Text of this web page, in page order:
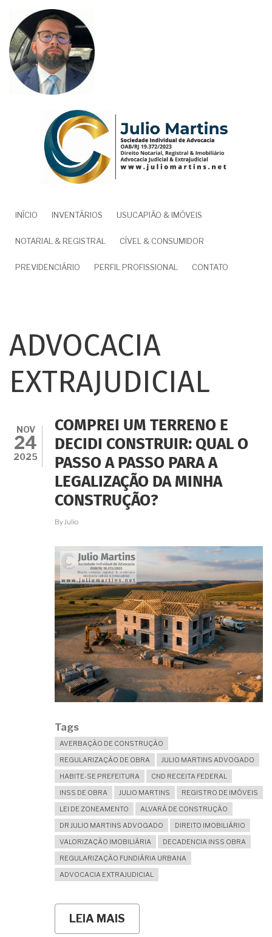
para
conteúdo
principal
NAVEGAÇÃO
PRINCIPAL
INÍCIO INVENTÁRIOS USUCAPIÃO & IMÓVEIS
NOTARIAL & REGISTRAL CÍVEL & CONSUMIDOR
PREVIDENCIÁRIO PERFIL PROFISSIONAL CONTATO
ADVOCACIA
EXTRAJUDICIAL
NOV
24
2025
COMPREI UM TERRENO E
DECIDI CONSTRUIR: QUAL O
PASSO A PASSO PARA A
LEGALIZAÇÃO DA MINHA
CONSTRUÇÃO?
By Julio
Tags
AVERBAÇÃO DE CONSTRUÇÃO
REGULARIZAÇÃO DE OBRA
JULIO MARTINS ADVOGADO
HABITE-SE PREFEITURA
CND RECEITA FEDERAL
INSS DE OBRA
JULIO MARTINS
REGISTRO DE IMÓVEIS
LEI DE ZONEAMENTO
ALVARÁ DE CONSTRUÇÃO
DR JULIO MARTINS ADVOGADO
DIREITO IMOBILIÁRIO
VALORIZAÇÃO IMOBILIÁRIA
DECADENCIA INSS OBRA
REGULARIZAÇÃO FUNDIÁRIA URBANA
ADVOCACIA EXTRAJUDICIAL
LEIA MAIS
COMPREI